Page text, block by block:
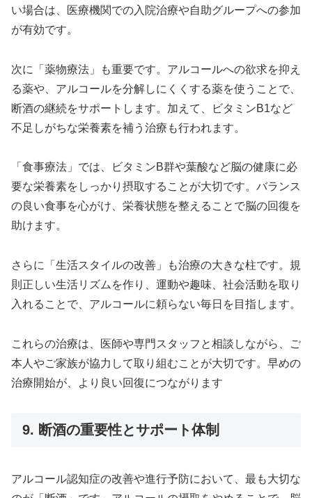
い場合は、医療機関での入院治療や自助グループへの参加
が有効です。
次に「薬物療法」も重要です。アルコールへの欲求を抑え
る薬や、アルコールを分解しにくくする薬を使うことで、
断酒の継続をサポートします。加えて、ビタミンB1など
不足しがちな栄養素を補う治療も行われます。
「食事療法」では、ビタミンB群や葉酸など脳の健康に必
要な栄養素をしっかり摂取することが大切です。バランス
の良い食事を心がけ、栄養状態を整えることで脳の回復を
助けます。
さらに「生活スタイルの改善」も治療の大きな柱です。規
則正しい生活リズムを作り、運動や趣味、社会活動を取り
入れることで、アルコールに頼らない毎日を目指します。
これらの治療は、医師や専門スタッフと相談しながら、ご
本人やご家族が協力して取り組むことが大切です。早めの
治療開始が、より良い回復につながります
9. 断酒の重要性とサポート体制
アルコール認知症の改善や進行予防において、最も大切な